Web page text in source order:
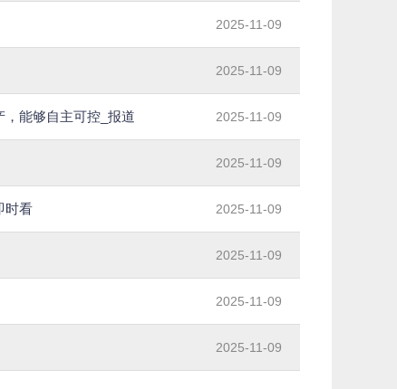
2025-11-09
2025-11-09
能够自主可控_报道 2025-11-09
2025-11-09
时看 2025-11-09
2025-11-09
2025-11-09
2025-11-09